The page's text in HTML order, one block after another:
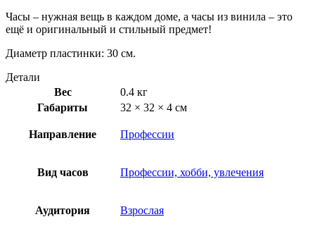
Часы – нужная вещь в каждом доме, а часы из винила – это
ещё и оригинальный и стильный предмет!
Диаметр пластинки: 30 см.
Детали
Вес
0.4 кг
Габариты
32 × 32 × 4 см
Направление Профессии
Вид часов Профессии, хобби, увлечения
Аудитория Взрослая